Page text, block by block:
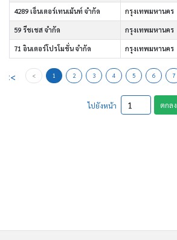
4289 เอ็นเตอร์เทนเม้นท์ จำกัด กรุงเทพมหานคร
59 รีชเชส จำกัด กรุงเทพมหานคร
71 อินเตอร์โปรโมชั่น จำกัด กรุงเทพมหานคร
<< < 1 2 3 4 5 6 7
ไปยังหน้า ตกลง